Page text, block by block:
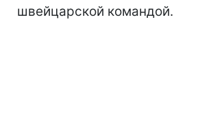
швейцарской командой.